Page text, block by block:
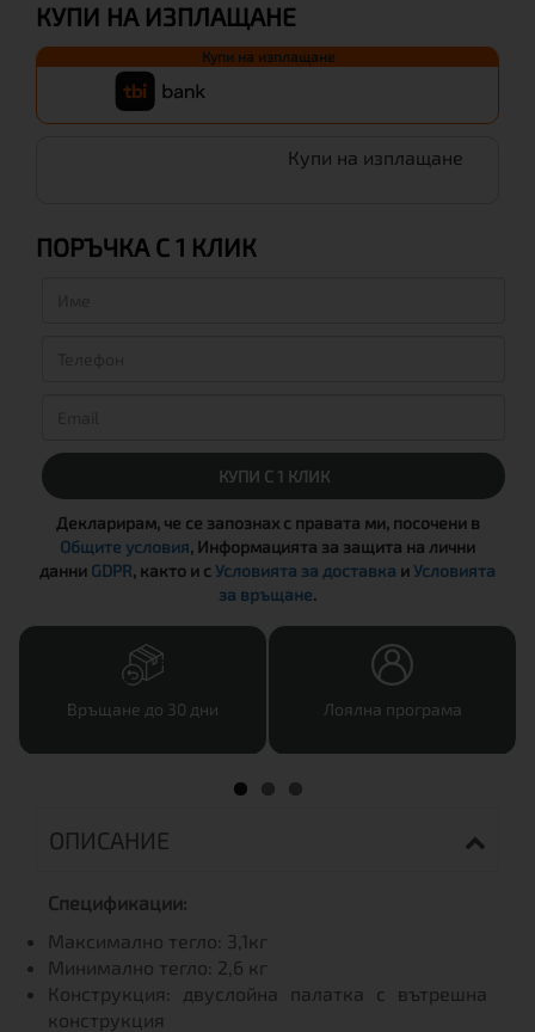
КУПИ НА ИЗПЛАЩАНЕ
Купи на изплащане
Купи на изплащане
ПОРЪЧКА С 1 КЛИК
КУПИ С 1 КЛИК
Декларирам, че се запознах с правата ми, посочени в
Общите условия, Информацията за защита на лични
данни GDPR, както и сУсловията за доставка иУсловията
за връщане.
Връщане до 30 дни Лоялна програма
ОПИСАНИЕ
Спецификации:
Максимално тегло: 3,1кг
Минимално тегло: 2,6 кг
Конструкция: двуслойна палатка с вътрешна
конструкция